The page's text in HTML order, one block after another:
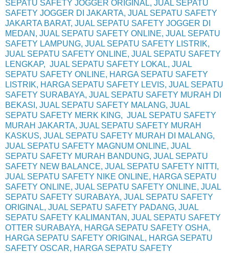
SEPATU SAFETY JOGGER ORIGINAL, JUAL SEPATU
SAFETY JOGGER DI JAKARTA, JUAL SEPATU SAFETY
JAKARTA BARAT, JUAL SEPATU SAFETY JOGGER DI
MEDAN, JUAL SEPATU SAFETY ONLINE, JUAL SEPATU
SAFETY LAMPUNG, JUAL SEPATU SAFETY LISTRIK,
JUAL SEPATU SAFETY ONLINE, JUAL SEPATU SAFETY
LENGKAP, JUAL SEPATU SAFETY LOKAL, JUAL
SEPATU SAFETY ONLINE, HARGA SEPATU SAFETY
LISTRIK, HARGA SEPATU SAFETY LEVIS, JUAL SEPATU
SAFETY SURABAYA, JUAL SEPATU SAFETY MURAH DI
BEKASI, JUAL SEPATU SAFETY MALANG, JUAL
SEPATU SAFETY MERK KING, JUAL SEPATU SAFETY
MURAH JAKARTA, JUAL SEPATU SAFETY MURAH
KASKUS, JUAL SEPATU SAFETY MURAH DI MALANG,
JUAL SEPATU SAFETY MAGNUM ONLINE, JUAL
SEPATU SAFETY MURAH BANDUNG, JUAL SEPATU
SAFETY NEW BALANCE, JUAL SEPATU SAFETY NITTI,
JUAL SEPATU SAFETY NIKE ONLINE, HARGA SEPATU
SAFETY ONLINE, JUAL SEPATU SAFETY ONLINE, JUAL
SEPATU SAFETY SURABAYA, JUAL SEPATU SAFETY
ORIGINAL, JUAL SEPATU SAFETY PADANG, JUAL
SEPATU SAFETY KALIMANTAN, JUAL SEPATU SAFETY
OTTER SURABAYA, HARGA SEPATU SAFETY OSHA,
HARGA SEPATU SAFETY ORIGINAL, HARGA SEPATU
SAFETY OSCAR, HARGA SEPATU SAFETY